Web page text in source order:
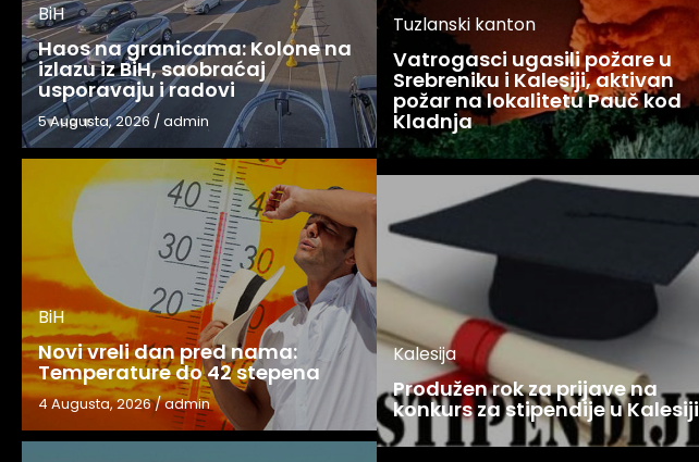
BiH
Haos na granicama: Kolone na
izlazu iz BiH, saobraćaj
usporavaju i radovi
5 Augusta, 2026 /admin
BiH
Novi vreli dan pred nama:
Temperature do 42 stepena
4 Augusta, 2026/admin
Tuzlanski kanton
Vatrogasci ugasili požare u
Srebreniku i Kalesiji, aktivan
požar na lokalitetu Pauč kod
Kladnja
Kalesija
Produžen rok za prijave na
konkurs za stipendije u Kalesiji